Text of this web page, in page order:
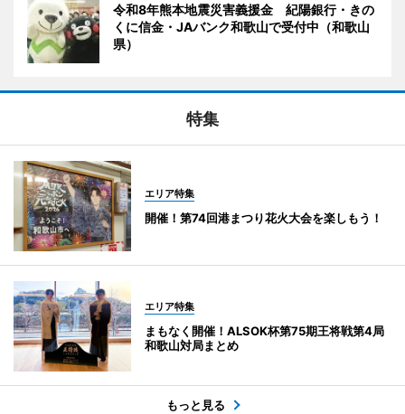
令和8年熊本地震災害義援金 紀陽銀行・きの
くに信金・JAバンク和歌山で受付中（和歌山
県）
特集
エリア特集
開催！第74回港まつり花火大会を楽しもう！
エリア特集
まもなく開催！ALSOK杯第75期王将戦第4局
和歌山対局まとめ
もっと見る